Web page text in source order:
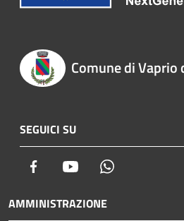
Comune di Vaprio
SEGUICI SU
Facebook Youtube
AMMINISTRAZIONE